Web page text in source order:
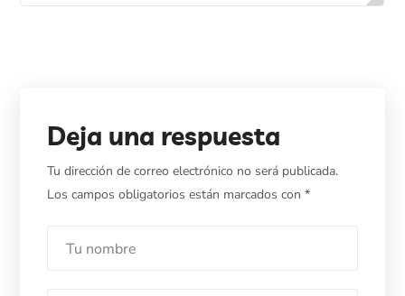
Deja una respuesta
Tu dirección de correo electrónico no será publicada.
Los campos obligatorios están marcados con*